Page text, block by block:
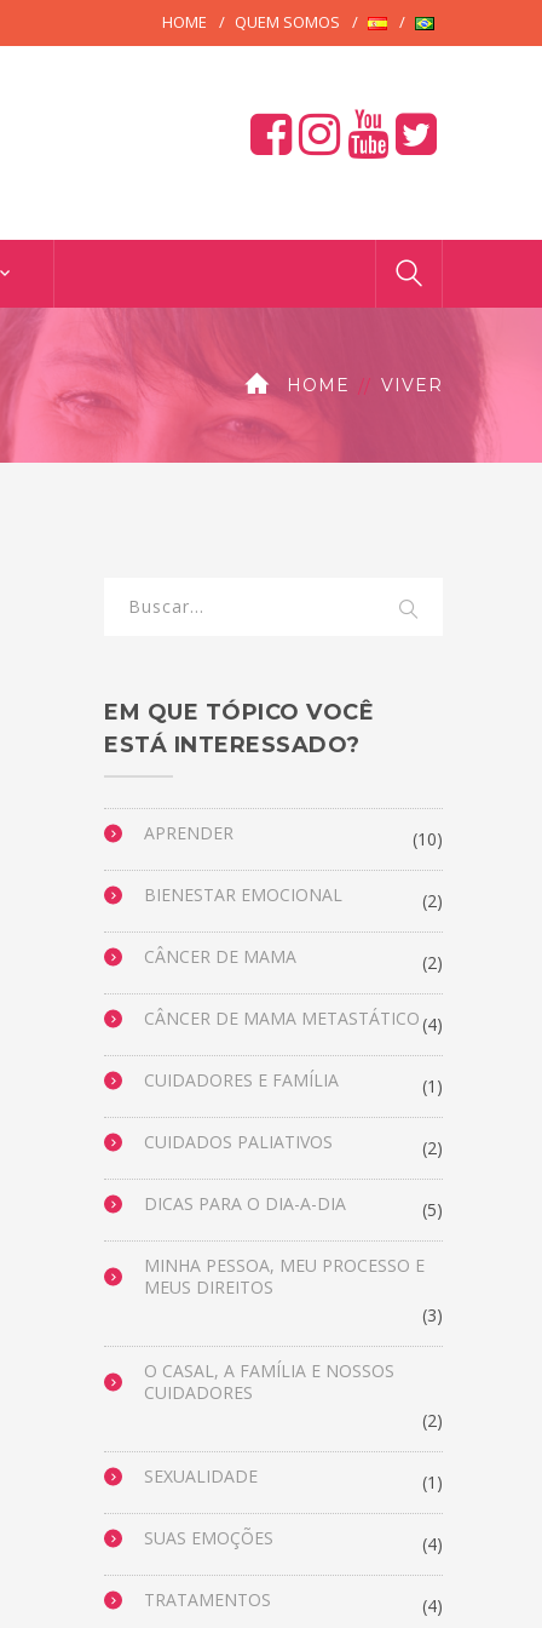
HOME QUEM SOMOS
HOME VIVER
EM QUE TÓPICO VOCÊ
ESTÁ INTERESSADO?
APRENDER (10)
BIENESTAR EMOCIONAL (2)
CÂNCER DE MAMA (2)
CÂNCER DE MAMA METASTÁTICO(4)
CUIDADORES E FAMÍLIA (1)
CUIDADOS PALIATIVOS (2)
DICAS PARA O DIA-A-DIA (5)
MINHA PESSOA, MEU PROCESSO E
MEUS DIREITOS
(3)
O CASAL, A FAMÍLIA E NOSSOS
CUIDADORES
(2)
SEXUALIDADE (1)
SUAS EMOÇÕES (4)
TRATAMENTOS (4)